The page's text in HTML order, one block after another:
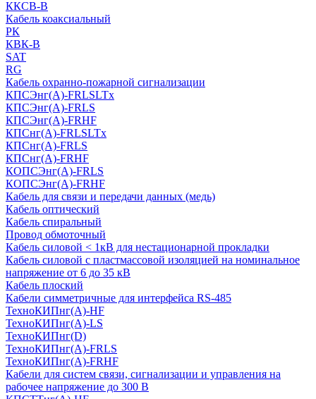
ККСВ-В
Кабель коаксиальный
РК
КВК-В
SAT
RG
Кабель охранно-пожарной сигнализации
КПСЭнг(А)-FRLSLTx
КПСЭнг(А)-FRLS
КПСЭнг(А)-FRHF
КПСнг(А)-FRLSLTx
КПСнг(А)-FRLS
КПСнг(А)-FRHF
КОПСЭнг(А)-FRLS
КОПСЭнг(А)-FRHF
Кабель для связи и передачи данных (медь)
Кабель оптический
Кабель спиральный
Провод обмоточный
Кабель силовой < 1кВ для нестационарной прокладки
Кабель силовой с пластмассовой изоляцией на номинальное
напряжение от 6 до 35 кВ
Кабель плоский
Кабели симметричные для интерфейса RS-485
ТеxноКИПнг(A)-HF
ТеxноКИПнг(A)-LS
ТеxноКИПнг(D)
ТехноКИПнг(A)-FRLS
ТехноКИПнг(A)-FRHF
Кабели для систем связи, сигнализации и управления на
рабочее напряжение до 300 В